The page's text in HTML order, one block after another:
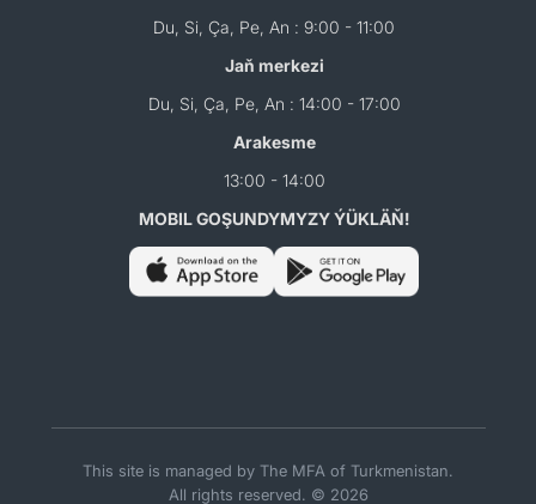
Du, Si, Ça, Pe, An : 9:00 - 11:00
Jaň merkezi
Du, Si, Ça, Pe, An : 14:00 - 17:00
Arakesme
13:00 - 14:00
MOBIL GOŞUNDYMYZY ÝÜKLÄŇ!
This site is managed by The MFA of Turkmenistan.
All rights reserved. © 2026